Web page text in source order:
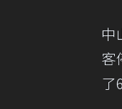
中
客
了